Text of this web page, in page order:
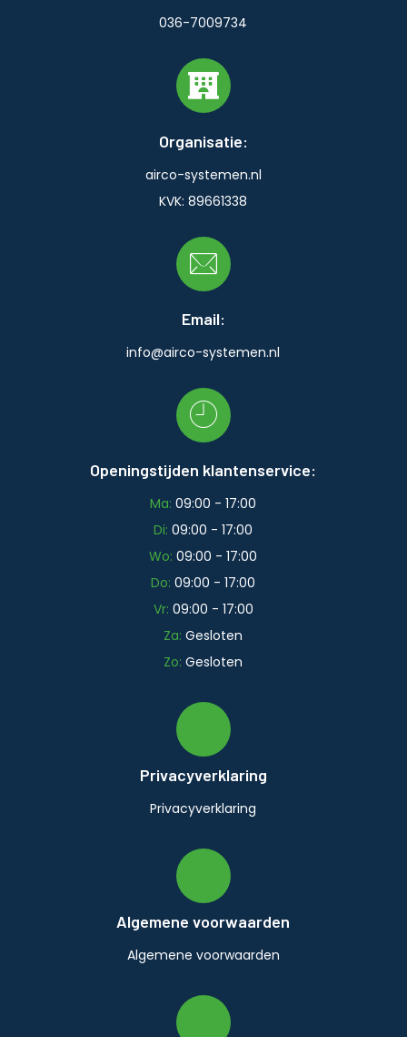
036-7009734
Organisatie:
airco-systemen.nl
KVK: 89661338
Email:
info@airco-systemen.nl
Openingstijden klantenservice:
Ma:09:00 - 17:00
Di:09:00 - 17:00
Wo:09:00 - 17:00
Do:09:00 - 17:00
Vr: 09:00 - 17:00
Za:Gesloten
Zo:Gesloten
Privacyverklaring
Privacyverklaring
Algemene voorwaarden
Algemene voorwaarden